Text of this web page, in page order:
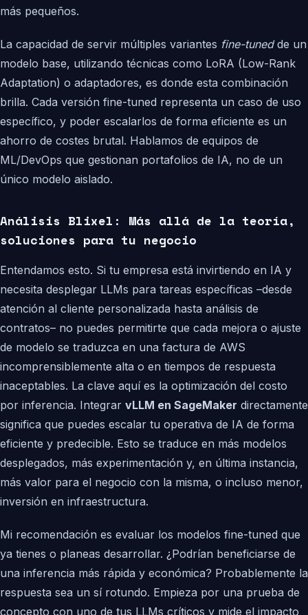
más pequeños.
La capacidad de servir múltiples variantes fine-tunedde un
modelo base, utilizando técnicas como LoRA (Low-Rank
Adaptation) o adaptadores, es donde esta combinación
brilla. Cada versión fine-tuned representa un caso de uso
específico, y poder escalarlos de forma eficiente es un
ahorro de costes brutal. Hablamos de equipos de
ML/DevOps que gestionan portafolios de IA, no de un
único modelo aislado.
Análisis Blixel: Más allá de la teoría,
soluciones para tu negocio
Entendamos esto. Si tu empresa está invirtiendo en IA y
necesita desplegar LLMs para tareas específicas –desde
atención al cliente personalizada hasta análisis de
contratos– no puedes permitirte que cada mejora o ajuste
de modelo se traduzca en una factura de AWS
incomprensiblemente alta o en tiempos de respuesta
inaceptables. La clave aquí es la optimización del costo
por inferencia. Integrar vLLM en SageMaker directamente
significa que puedes escalar tu operativa de IA de forma
eficiente y predecible. Esto se traduce en más modelos
desplegados, más experimentación y, en última instancia,
más valor para el negocio con la misma, o incluso menor,
inversión en infraestructura.
Mi recomendación es evaluar los modelos fine-tuned que
ya tienes o planeas desarrollar. ¿Podrían beneficiarse de
una inferencia más rápida y económica? Probablemente la
respuesta sea un sí rotundo. Empieza por una prueba de
concepto con uno de tus LLMs críticos y mide el impacto